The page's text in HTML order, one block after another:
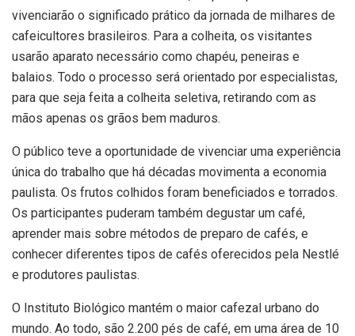
vivenciarão o significado prático da jornada de milhares de
cafeicultores brasileiros. Para a colheita, os visitantes
usarão aparato necessário como chapéu, peneiras e
balaios. Todo o processo será orientado por especialistas,
para que seja feita a colheita seletiva, retirando com as
mãos apenas os grãos bem maduros.
O público teve a oportunidade de vivenciar uma experiência
única do trabalho que há décadas movimenta a economia
paulista. Os frutos colhidos foram beneficiados e torrados.
Os participantes puderam também degustar um café,
aprender mais sobre métodos de preparo de cafés, e
conhecer diferentes tipos de cafés oferecidos pela Nestlé
e produtores paulistas.
O Instituto Biológico mantém o maior cafezal urbano do
mundo. Ao todo, são 2.200 pés de café, em uma área de 10